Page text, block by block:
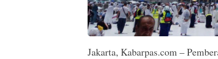
Jakarta, Kabarpas.com –